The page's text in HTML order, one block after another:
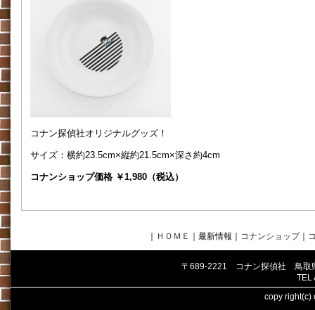
コナン探偵社オリジナルグッズ！
サイズ：横約23.5cm×縦約21.5cm×深さ約4cm
コナンショップ価格 ￥1,980（税込）
ＨＯＭＥ ｜最新情報 コナンショップ｜
〒689-2221 コナン探偵社 鳥取
TEL
copy right(c)